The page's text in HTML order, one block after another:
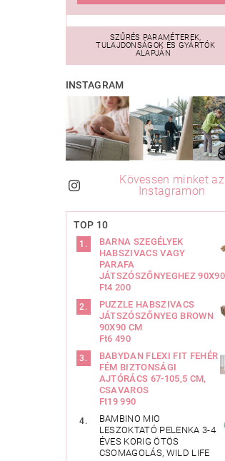
SZŰRÉS PARAMÉTEREK,
TULAJDONSÁGOK ÉS GYÁRTÓK
ALAPJÁN
INSTAGRAM
Kövessen minket az
Instagramon
TOP 10
BARNA SZEGÉLYEK
HABSZIVACS VAGY
PARAFA
JÁTSZÓSZŐNYEGHEZ
Ft4 200
PUZZLE HABSZIVACS
JÁTSZÓSZŐNYEG BROWN
90X90 CM
Ft6 490
BABYDAN FLEXI FIT FEHÉR
FÉM BIZTONSÁGI
AJTÓRÁCS 67-105,5 CM,
CSAVAROS
Ft19 990
BAMBINO MIO
LESZOKTATÓ PELENKA 3-4
ÉVES KORIG ÖTÖS
CSOMAGOLÁS, WILD LIFE